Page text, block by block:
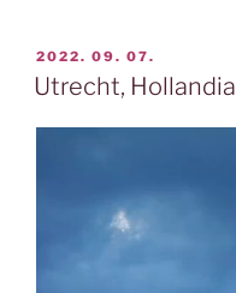
BEKÜLDVE:
2022. 09. 07.
Utrecht, Hollandia